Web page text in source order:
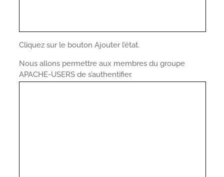
Cliquez sur le bouton Ajouter l’état.
Nous allons permettre aux membres du groupe
APACHE-USERS de s’authentifier.